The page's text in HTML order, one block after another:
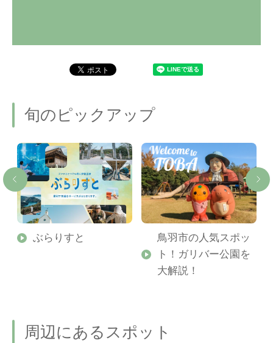
旬のピックアップ
ぶらりすと
鳥羽市の人気スポッ
ト！ガリバー公園を
大解説！
周辺にあるスポット